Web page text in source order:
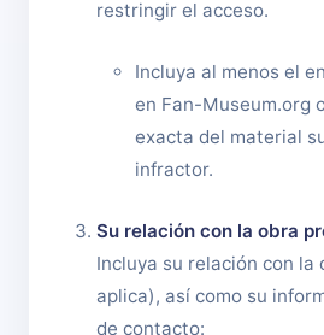
restringir el acceso.
Incluya al menos el
en Fan-Museum.org
exacta del material
infractor.
Su relación con la obra
Incluya su relación con la
aplica), así como su
de contacto: